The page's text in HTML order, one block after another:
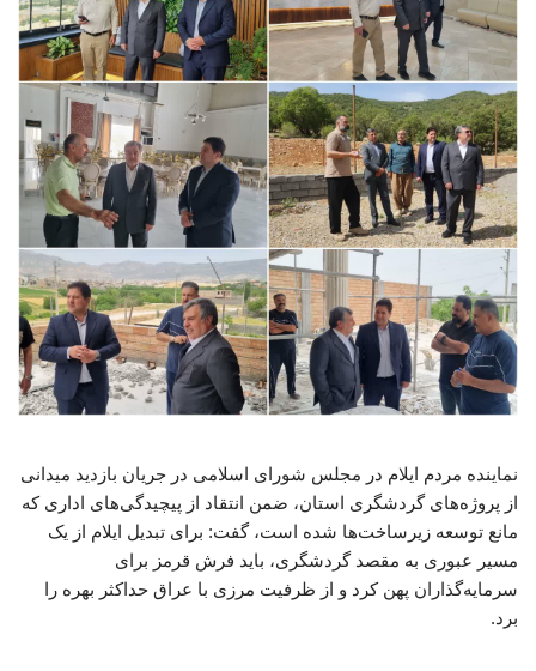
نماینده مردم ایلام در مجلس شورای اسلامی در جریان بازدید میدانی
از پروژه‌های گردشگری استان، ضمن انتقاد از پیچیدگی‌های اداری که
مانع توسعه زیرساخت‌ها شده است، گفت: برای تبدیل ایلام از یک
مسیر عبوری به مقصد گردشگری، باید فرش قرمز برای
سرمایه‌گذاران پهن کرد و از ظرفیت مرزی با عراق حداکثر بهره را
برد.